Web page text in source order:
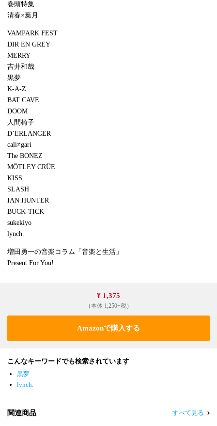
巻頭特集
清春×葉月
VAMPARK FEST
DIR EN GREY
MERRY
吉井和哉
黒夢
K-A-Z
BAT CAVE
DOOM
人間椅子
D’ERLANGER
cali≠gari
The BONEZ
MÖTLEY CRÜE
KISS
SLASH
IAN HUNTER
BUCK-TICK
sukekiyo
lynch.
増田勇一の音楽コラム「音楽と生活」
Present For You!
¥ 1,375
（本体 1,250+税）
Amazonで購入する
こんなキーワードでも検索されています
黒夢
lynch.
関連商品 すべて見る